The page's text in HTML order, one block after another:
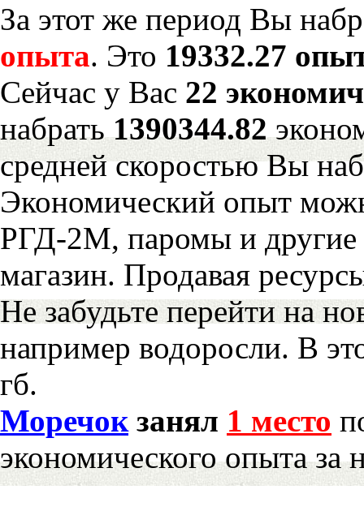
За этот же период Вы
опыта. Это 19332.27
Сейчас у Вас 22
набрать1390344.82
средней скоростью Вы
Экономический опыт
РГД-2М, паромы и другие
магазин. Продавая
Не забудьте перейти на
например водоросли. В
гб.
Моречокзанял 1 место
экономического опыта за